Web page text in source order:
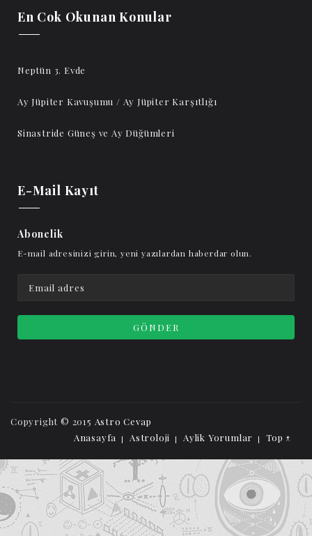
En Cok Okunan Konular
Neptün 3. Evde
Ay Jüpiter Kavuşumu / Ay Jüpiter Karşıtlığı
Sinastride Güneş ve Ay Düğümleri
E-Mail Kayıt
Abonelik
E-mail adresinizi girin, yeni yazılardan haberdar olun.
Copyright © 2015 Astro Cevap
Anasayfa
Astroloji Aylik Yorumlar Top ↑